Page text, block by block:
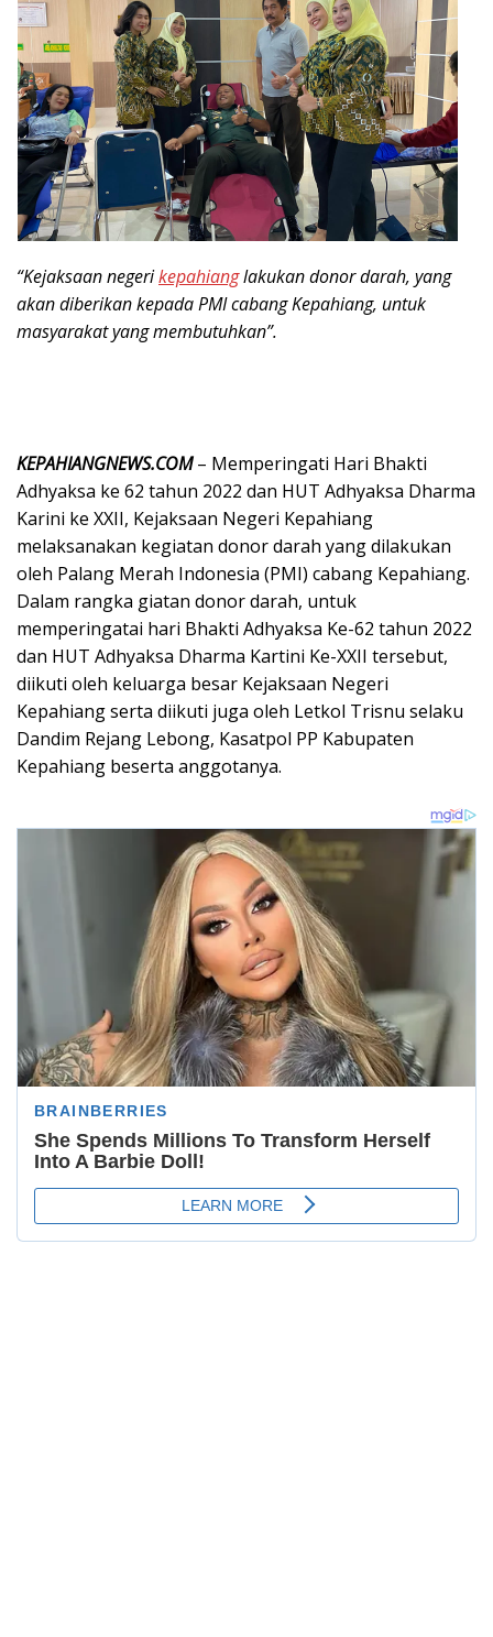
“Kejaksaan negerikepahianglakukan donor darah, yang
akan diberikan kepada PMI cabang Kepahiang, untuk
masyarakat yang membutuhkan”.
KEPAHIANGNEWS.COM– Memperingati Hari Bhakti
Adhyaksa ke 62 tahun 2022 dan HUT Adhyaksa Dharma
Karini ke XXII, Kejaksaan Negeri Kepahiang
melaksanakan kegiatan donor darah yang dilakukan
oleh Palang Merah Indonesia (PMI) cabang Kepahiang.
Dalam rangka giatan donor darah, untuk
memperingatai hari Bhakti Adhyaksa Ke-62 tahun 2022
dan HUT Adhyaksa Dharma Kartini Ke-XXII tersebut,
diikuti oleh keluarga besar Kejaksaan Negeri
Kepahiang serta diikuti juga oleh Letkol Trisnu selaku
Dandim Rejang Lebong, Kasatpol PP Kabupaten
Kepahiang beserta anggotanya.